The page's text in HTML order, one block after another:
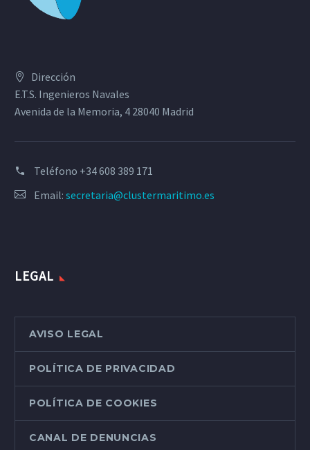
Dirección
E.T.S. Ingenieros Navales
Avenida de la Memoria, 4 28040 Madrid
Teléfono +34 608 389 171
Email: secretaria@clustermaritimo.es
LEGAL
AVISO LEGAL
POLÍTICA DE PRIVACIDAD
POLÍTICA DE COOKIES
CANAL DE DENUNCIAS